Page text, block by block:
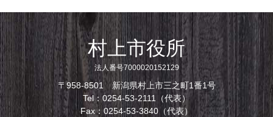
村上市役所
法人番号7000020152129
〒958-8501 新潟県村上市三之町1番1号
Tel：0254-53-2111（代表）
Fax：0254-53-3840（代表）